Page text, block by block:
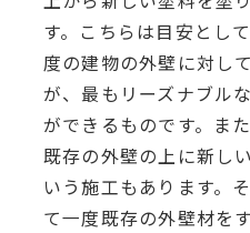
す。こちらは目安とし
度の建物の外壁に対し
が、最もリーズナブル
ができるものです。ま
既存の外壁の上に新し
いう施工もあります。
て一度既存の外壁材を